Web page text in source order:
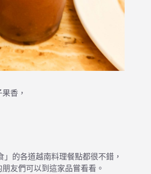
香，
」的各道越南料理餐點都很不錯，
友們可以到這家品嘗看看。